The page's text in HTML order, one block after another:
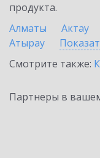
продукта.
Алматы
Актау
Атырау
Смотрите также:
Партнеры в